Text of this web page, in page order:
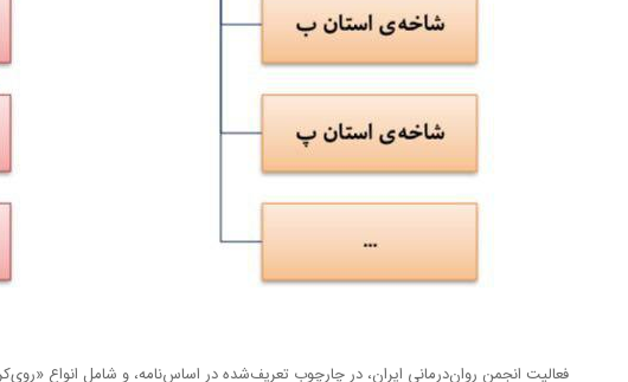
فعالیت انجمن روان‌درمانی ایران، در چارچوب تعریف‌شده در اساس‌نامه، و‌ شامل انواع